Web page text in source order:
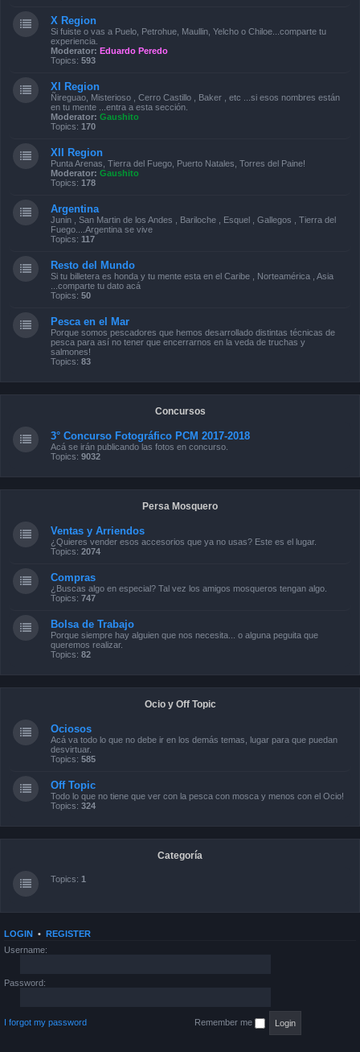
X Region
Si fuiste o vas a Puelo, Petrohue, Maullin, Yelcho o Chiloe...comparte tu
experiencia.
Moderator: Eduardo Peredo
Topics: 593
XI Region
Ñireguao, Misterioso , Cerro Castillo , Baker , etc ...si esos nombres están
en tu mente ...entra a esta sección.
Moderator: Gaushito
Topics: 170
XII Region
Punta Arenas, Tierra del Fuego, Puerto Natales, Torres del Paine!
Moderator: Gaushito
Topics: 178
Argentina
Junin , San Martin de los Andes , Bariloche , Esquel , Gallegos , Tierra del
Fuego....Argentina se vive
Topics: 117
Resto del Mundo
Si tu billetera es honda y tu mente esta en el Caribe , Norteamérica , Asia
...comparte tu dato acá
Topics: 50
Pesca en el Mar
Porque somos pescadores que hemos desarrollado distintas técnicas de
pesca para así no tener que encerrarnos en la veda de truchas y
salmones!
Topics: 83
Concursos
3° Concurso Fotográfico PCM 2017-2018
Acá se irán publicando las fotos en concurso.
Topics: 9032
Persa Mosquero
Ventas y Arriendos
¿Quieres vender esos accesorios que ya no usas? Este es el lugar.
Topics: 2074
Compras
¿Buscas algo en especial? Tal vez los amigos mosqueros tengan algo.
Topics: 747
Bolsa de Trabajo
Porque siempre hay alguien que nos necesita... o alguna peguita que
queremos realizar.
Topics: 82
Ocio y Off Topic
Ociosos
Acá va todo lo que no debe ir en los demás temas, lugar para que puedan
desvirtuar.
Topics: 585
Off Topic
Todo lo que no tiene que ver con la pesca con mosca y menos con el Ocio!
Topics: 324
Categoría
Topics: 1
LOGIN • REGISTER
Username:
Password:
I forgot my password Remember me